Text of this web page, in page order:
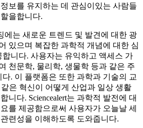
보를 유지하는 데 관심이있는 사람들
을합니다.
에는 새로운 트렌드 및 발견에 대한 광
있으며 복잡한 과학적 개념에 대한 심
니다. 사용자는 유익하고 액세스 가
천문학, 물리학, 생물학 등과 같은 주
. 이 플랫폼은 또한 과학과 기술의 교
은 혁신이 어떻게 산업과 일상 생활
니다. Sciencealert는 과학적 발전에 대
를 제공함으로써 사용자가 오늘날 세
련성을 이해하도록 도와줍니다.